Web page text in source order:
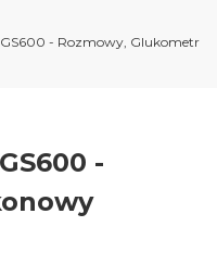
- Rozmowy, Glukometr
-